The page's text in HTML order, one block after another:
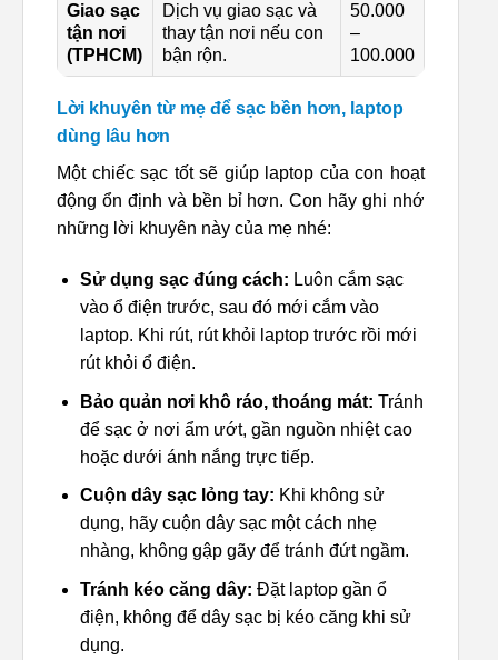
Giao sạc
tận nơi
(TPHCM)
Dịch vụ giao sạc và
thay tận nơi nếu con
bận rộn.
50.000
–
100.000
Lời khuyên từ mẹ để sạc bền hơn, laptop
dùng lâu hơn
Một chiếc sạc tốt sẽ giúp laptop của con hoạt
động ổn định và bền bỉ hơn. Con hãy ghi nhớ
những lời khuyên này của mẹ nhé:
Sử dụng sạc đúng cách: Luôn cắm sạc
vào ổ điện trước, sau đó mới cắm vào
laptop. Khi rút, rút khỏi laptop trước rồi mới
rút khỏi ổ điện.
Bảo quản nơi khô ráo, thoáng mát: Tránh
để sạc ở nơi ẩm ướt, gần nguồn nhiệt cao
hoặc dưới ánh nắng trực tiếp.
Cuộn dây sạc lỏng tay: Khi không sử
dụng, hãy cuộn dây sạc một cách nhẹ
nhàng, không gập gãy để tránh đứt ngầm.
Tránh kéo căng dây: Đặt laptop gần ổ
điện, không để dây sạc bị kéo căng khi sử
dụng.